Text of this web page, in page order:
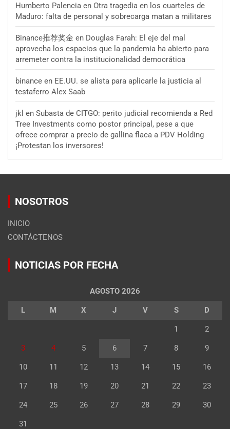
Humberto Palencia en Otra tragedia en los cuarteles de
Maduro: falta de personal y sobrecarga matan a militares
Binance推荐奖金 en Douglas Farah: El eje del mal
aprovecha los espacios que la pandemia ha abierto para
arremeter contra la institucionalidad democrática
binance en EE.UU. se alista para aplicarle la justicia al
testaferro Alex Saab
jkl en Subasta de CITGO: perito judicial recomienda a Red
Tree Investments como postor principal, pese a que
ofrece comprar a precio de gallina flaca a PDV Holding
¡Protestan los inversores!
NOSOTROS
INICIO
CONTÁCTENOS
NOTICIAS POR FECHA
AGOSTO 2026
L M X J V S D
1 2
3 4 5 6 7 8 9
10 11 12 13 14 15 16
17 18 19 20 21 22 23
24 25 26 27 28 29 30
31